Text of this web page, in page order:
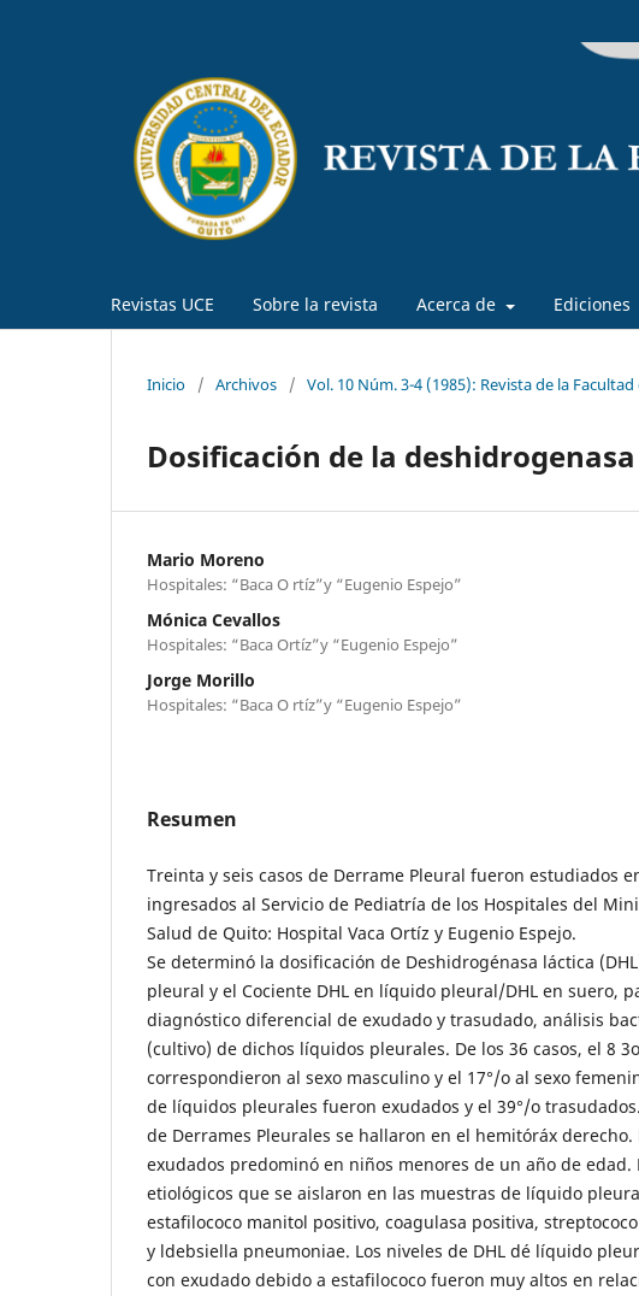
Revistas UCE Sobre la revista Acerca de Ediciones
Inicio / Archivos / Vol. 10 Núm. 3-4 (1985): Revista de la
Dosificación de la
Mario Moreno
Hospitales: “Baca O rtíz”y “Eugenio Espejo”
Mónica Cevallos
Hospitales: “Baca Ortíz”y “Eugenio Espejo”
Jorge Morillo
Hospitales: “Baca O rtíz”y “Eugenio Espejo”
Resumen
Treinta y seis casos de Derrame Pleural fueron estudiados
ingresados al Servicio de Pediatría de los Hospitales del
Salud de Quito: Hospital Vaca Ortíz y Eugenio Espejo.
Se determinó la dosificación de Deshidrogénasa láctica
pleural y el Cociente DHL en líquido pleural/DHL en suero,
diagnóstico diferencial de exudado y trasudado, análisis
(cultivo) de dichos líquidos pleurales. De los 36 casos, el 8
correspondieron al sexo masculino y el 17°/o al sexo
de líquidos pleurales fueron exudados y el 39°/o
de Derrames Pleurales se hallaron en el hemitóráx derecho.
exudados predominó en niños menores de un año de edad.
etiológicos que se aislaron en las muestras de líquido
estafilococo manitol positivo, coagulasa positiva,
y ldebsiella pneumoniae. Los niveles de DHL dé líquido
con exudado debido a estafilococo fueron muy altos en